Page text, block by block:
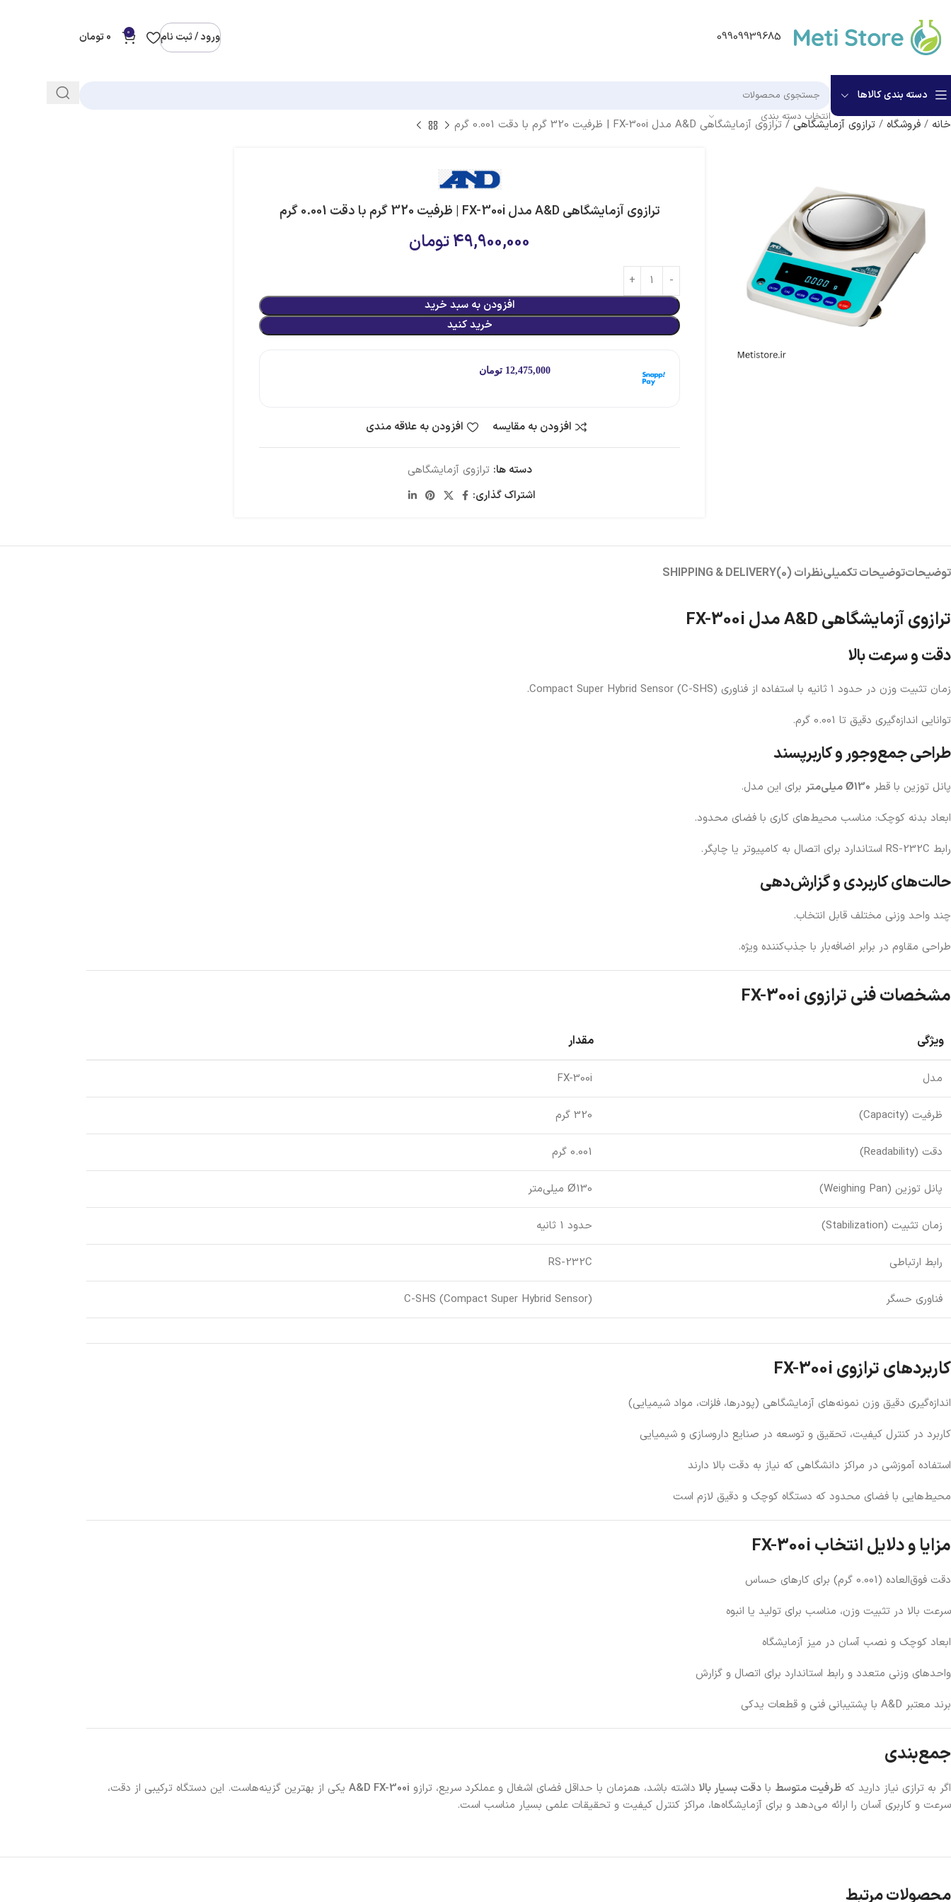
09909939685 ورود / ثبت نام 0
0تومان
دسته بندی کالاها
انتخاب دسته بندی خانه / فروشگاه / ترازوی آزمایشگاهی / ترازوی آزمایشگاهی A&D مدل FX-300i | ظرفیت 320 گرم با دقت 0.001 گرم
ترازوی آزمایشگاهی A&D مدل FX-300i | ظرفیت 320 گرم با دقت 0.001 گرم
49,900,000تومان
افزودن به سبد خرید
خرید کنید
12,475,000 تومان
افزودن به مقایسه افزودن به علاقه مندی
دسته ها: ترازوی آزمایشگاهی
اشتراک گذاری:
توضیحاتتوضیحات تکمیلینظرات (0) SHIPPING & DELIVERY
ترازوی آزمایشگاهی A&D مدل FX-300i
دقت و سرعت بالا
زمان تثبیت وزن در حدود ۱ ثانیه با استفاده از فناوری ‎ .Compact Super Hybrid Sensor (C-SHS)
توانایی اندازه‌گیری دقیق تا 0.001 گرم.
طراحی جمع‌وجور و کاربرپسند
پانل توزین با قطر Ø130 میلی‌متر
برای این مدل.
ابعاد بدنه کوچک: مناسب محیط‌های کاری با فضای محدود.
رابط RS-232C استاندارد برای اتصال به کامپیوتر یا چاپگر.
حالت‌های کاربردی و گزارش‌دهی
چند واحد وزنی مختلف قابل انتخاب.
طراحی مقاوم در برابر اضافه‌بار با جذب‌کننده ویژه.
مشخصات فنی ترازوی FX-300i
ویژگی مقدار
مدل FX-300i
ظرفیت (Capacity) 320 گرم
دقت (Readability) 0.001 گرم
پانل توزین (Weighing Pan) Ø130 میلی‌متر
زمان تثبیت (Stabilization) حدود 1 ثانیه
رابط ارتباطی RS-232C
فناوری حسگر C-SHS (Compact Super Hybrid Sensor)
کاربردهای ترازوی FX-300i
اندازه‌گیری دقیق وزن نمونه‌های آزمایشگاهی (پودرها، فلزات، مواد شیمیایی)
کاربرد در کنترل کیفیت، تحقیق و توسعه در صنایع داروسازی و شیمیایی
استفاده آموزشی در مراکز دانشگاهی که نیاز به دقت بالا دارند
محیط‌هایی با فضای محدود که دستگاه کوچک و دقیق لازم است
مزایا و دلایل انتخاب FX-300i
دقت فوق‌العاده (0.001 گرم) برای کارهای حساس
سرعت بالا در تثبیت وزن، مناسب برای تولید یا انبوه
ابعاد کوچک و نصب آسان در میز آزمایشگاه
واحدهای وزنی متعدد و رابط استاندارد برای اتصال و گزارش
برند معتبر A&D با پشتیبانی فنی و قطعات یدکی
جمع‌بندی
اگر به ترازی نیاز دارید که ظرفیت متوسط با دقت بسیار بالا داشته باشد، همزمان با حداقل فضای اشغال و عملکرد سریع، ترازو A&D FX-300i یکی از بهترین گزینه‌هاست. این دستگاه ترکیبی از دقت،
سرعت و کاربری آسان را ارائه می‌دهد و برای آزمایشگاه‌ها، مراکز کنترل کیفیت و تحقیقات علمی بسیار مناسب است.
محصولات مرتبط